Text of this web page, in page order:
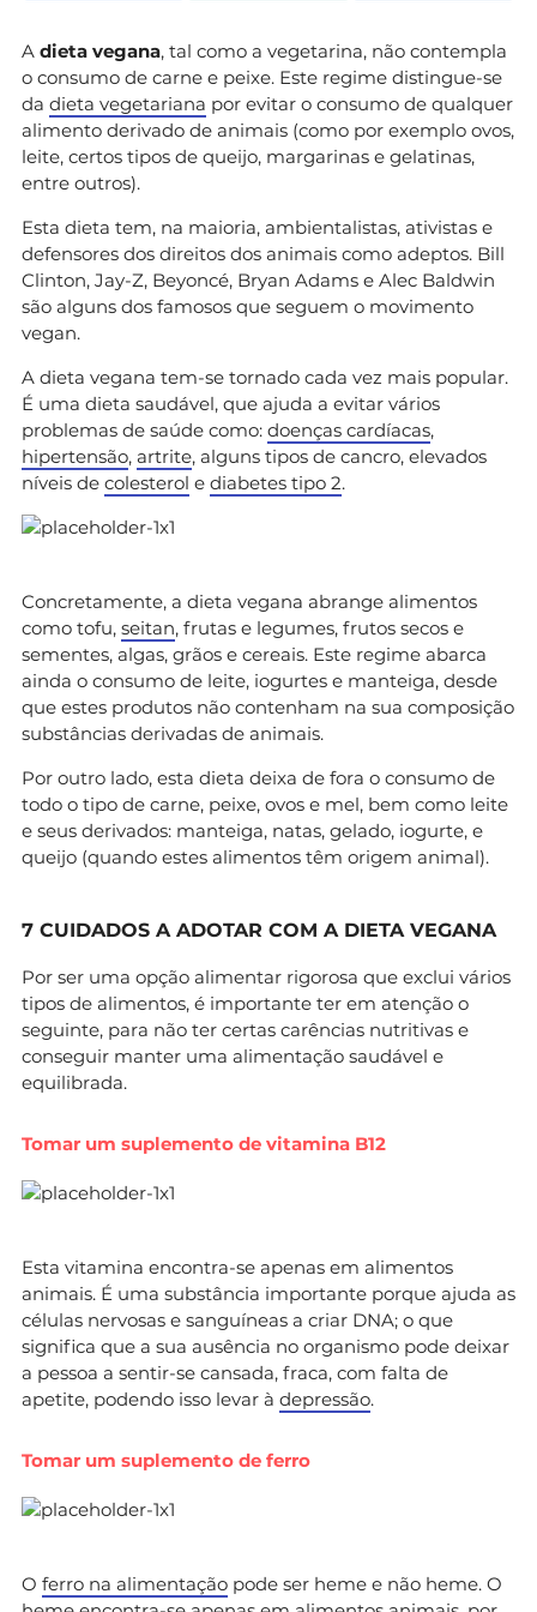
A dieta vegana, tal como a vegetarina, não contempla
o consumo de carne e peixe. Este regime distingue-se
da dieta vegetariana por evitar o consumo de qualquer
alimento derivado de animais (como por exemplo ovos,
leite, certos tipos de queijo, margarinas e gelatinas,
entre outros).
Esta dieta tem, na maioria, ambientalistas, ativistas e
defensores dos direitos dos animais como adeptos. Bill
Clinton, Jay-Z, Beyoncé, Bryan Adams e Alec Baldwin
são alguns dos famosos que seguem o movimento
vegan.
A dieta vegana tem-se tornado cada vez mais popular.
É uma dieta saudável, que ajuda a evitar vários
problemas de saúde como: doenças cardíacas,
hipertensão, artrite, alguns tipos de cancro, elevados
níveis de colesterol e diabetes tipo 2.
Concretamente, a dieta vegana abrange alimentos
como tofu, seitan, frutas e legumes, frutos secos e
sementes, algas, grãos e cereais. Este regime abarca
ainda o consumo de leite, iogurtes e manteiga, desde
que estes produtos não contenham na sua composição
substâncias derivadas de animais.
Por outro lado, esta dieta deixa de fora o consumo de
todo o tipo de carne, peixe, ovos e mel, bem como leite
e seus derivados: manteiga, natas, gelado, iogurte, e
queijo (quando estes alimentos têm origem animal).
7 CUIDADOS A ADOTAR COM A DIETA VEGANA
Por ser uma opção alimentar rigorosa que exclui vários
tipos de alimentos, é importante ter em atenção o
seguinte, para não ter certas carências nutritivas e
conseguir manter uma alimentação saudável e
equilibrada.
Tomar um suplemento de vitamina B12
Esta vitamina encontra-se apenas em alimentos
animais. É uma substância importante porque ajuda as
células nervosas e sanguíneas a criar DNA; o que
significa que a sua ausência no organismo pode deixar
a pessoa a sentir-se cansada, fraca, com falta de
apetite, podendo isso levar à depressão.
Tomar um suplemento de ferro
O ferro na alimentação pode ser heme e não heme. O